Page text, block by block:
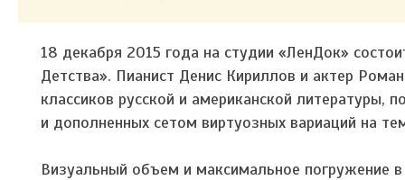
18 декабря 2015 года на студии «ЛенДок»
Детства». Пианист Денис Кириллов и актер
классиков русской и американской
и дополненных сетом виртуозных вариаций на
Визуальный объем и максимальное погружение